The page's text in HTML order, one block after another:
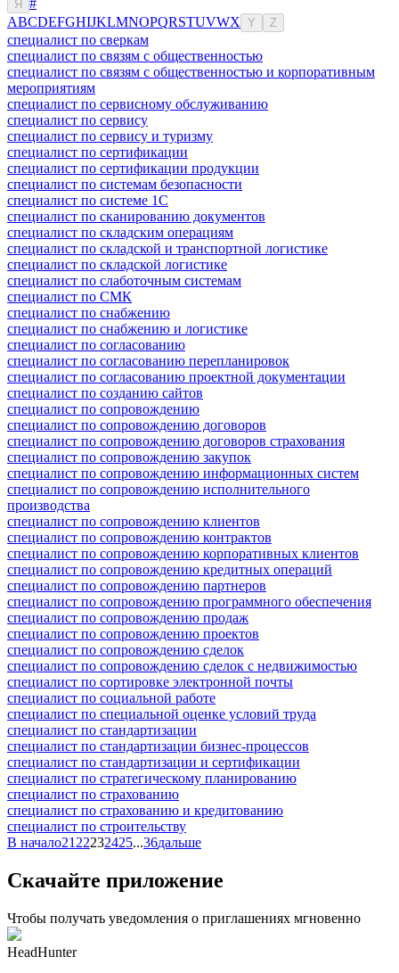
Я
ABCDEFGHIJKLMNOPQRSTUVWX Y Z
специалист по сверкам
специалист по связям с общественностью
специалист по связям с общественностью и корпоративным
мероприятиям
специалист по сервисному обслуживанию
специалист по сервису
специалист по сервису и туризму
специалист по сертификации
специалист по сертификации продукции
специалист по системам безопасности
специалист по системе 1С
специалист по сканированию документов
специалист по складским операциям
специалист по складской и транспортной логистике
специалист по складской логистике
специалист по слаботочным системам
специалист по СМК
специалист по снабжению
специалист по снабжению и логистике
специалист по согласованию
специалист по согласованию перепланировок
специалист по согласованию проектной документации
специалист по созданию сайтов
специалист по сопровождению
специалист по сопровождению договоров
специалист по сопровождению договоров страхования
специалист по сопровождению закупок
специалист по сопровождению информационных систем
специалист по сопровождению исполнительного
производства
специалист по сопровождению клиентов
специалист по сопровождению контрактов
специалист по сопровождению корпоративных клиентов
специалист по сопровождению кредитных операций
специалист по сопровождению партнеров
специалист по сопровождению программного обеспечения
специалист по сопровождению продаж
специалист по сопровождению проектов
специалист по сопровождению сделок
специалист по сопровождению сделок с недвижимостью
специалист по сортировке электронной почты
специалист по социальной работе
специалист по специальной оценке условий труда
специалист по стандартизации
специалист по стандартизации бизнес-процессов
специалист по стандартизации и сертификации
специалист по стратегическому планированию
специалист по страхованию
специалист по страхованию и кредитованию
специалист по строительству
В начало21 22232425...36дальше
Скачайте приложение
Чтобы получать уведомления о приглашениях мгновенно
HeadHunter